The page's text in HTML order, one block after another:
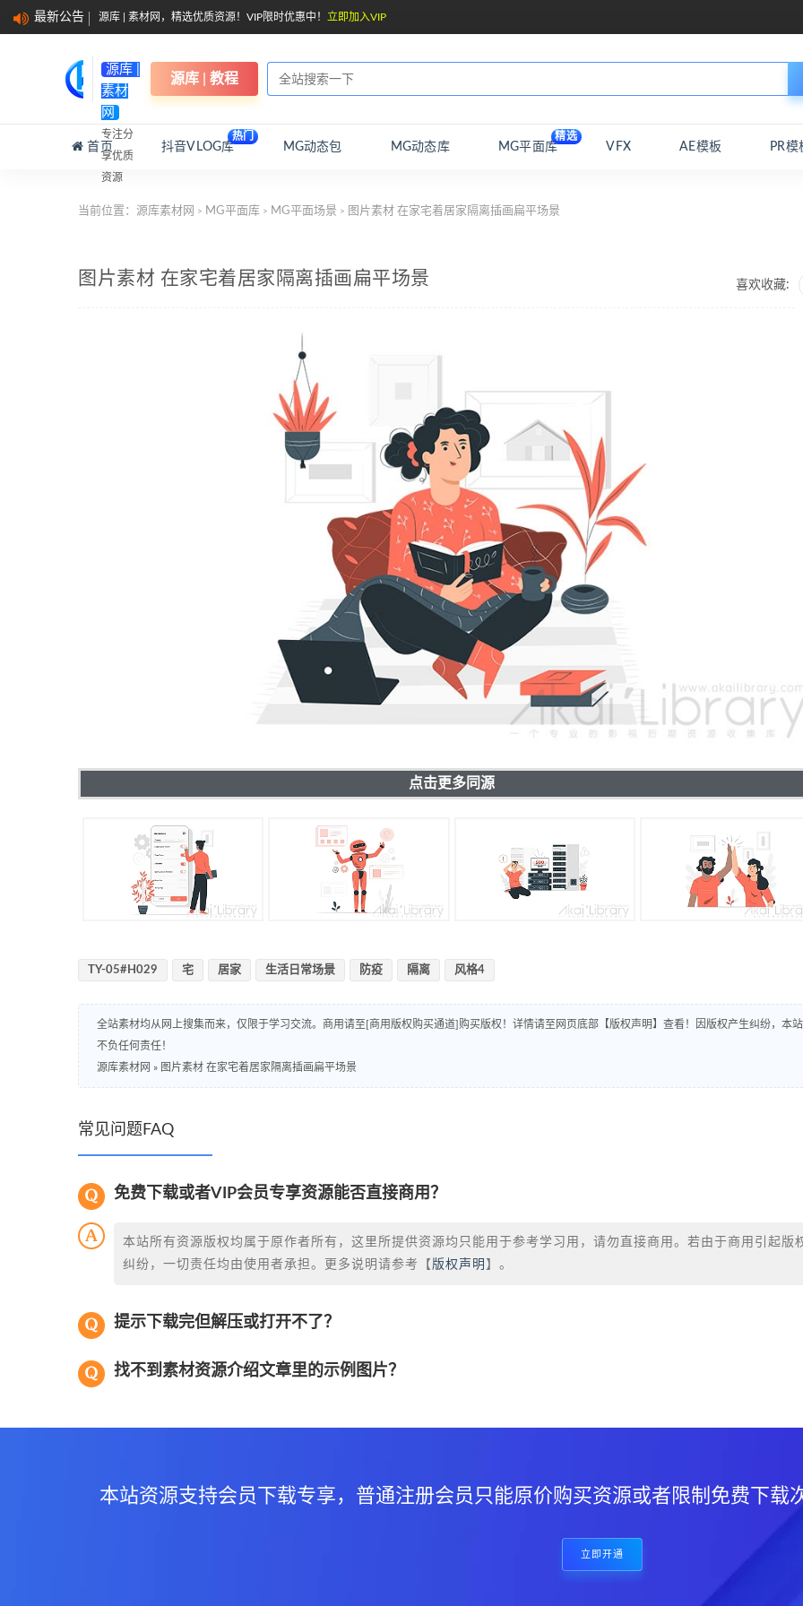
最新公告 源库 | 素材网，精选优质资源！VIP限时优惠中！ 立即加入VIP
源库 |
素材
网
专注分
享优质
资源
源库 | 教程
首页 抖音VLOG库
热门
MG动态包 MG动态库 MG平面库
精选
VFX AE模板 PR模
当前位置： 源库素材网 > MG平面库 > MG平面场景 > 图片素材 在家宅着居家隔离插画扁平场景
喜欢收藏:
图片素材 在家宅着居家隔离插画扁平场景
点击更多同源
TY-05#H029 宅 居家 生活日常场景 防疫 隔离 风格4
全站素材均从网上搜集而来，仅限于学习交流。商用请至[商用版权购买通道]购买版权！详情请至网页底部【版权声明】查看！因版权产生纠纷，本站
不负任何责任！
源库素材网 » 图片素材 在家宅着居家隔离插画扁平场景
常见问题FAQ
免费下载或者VIP会员专享资源能否直接商用？
本站所有资源版权均属于原作者所有，这里所提供资源均只能用于参考学习用，请勿直接商用。若由于商用引起版
纠纷，一切责任均由使用者承担。更多说明请参考【 版权声明 】。
提示下载完但解压或打开不了？
找不到素材资源介绍文章里的示例图片？
本站资源支持会员下载专享，普通注册会员只能原价购买资源或者限制免费下载
立即开通